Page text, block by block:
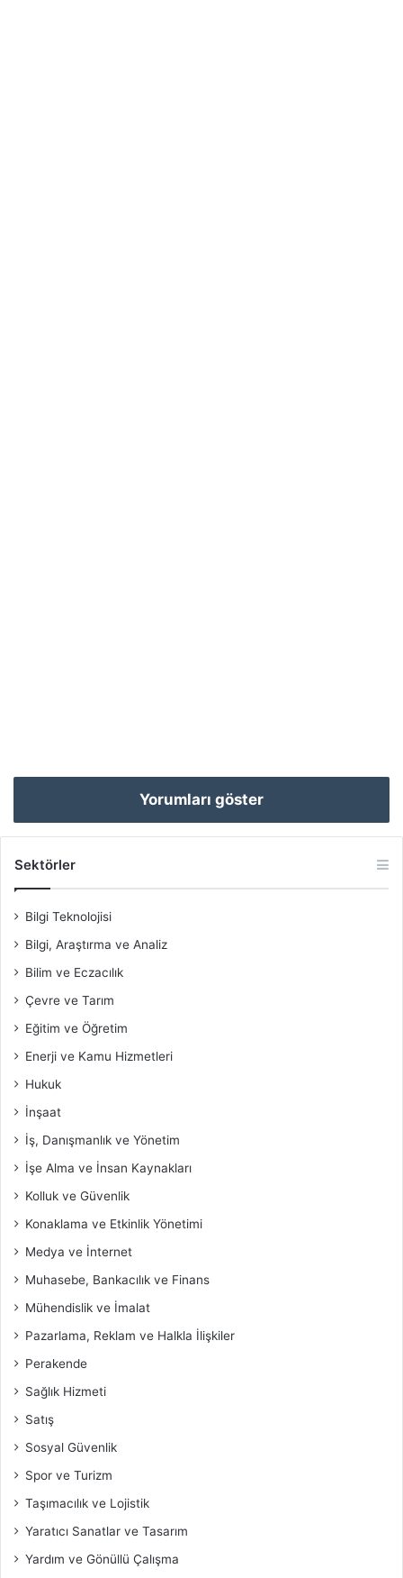
Yorumları göster
Sektörler
Bilgi Teknolojisi
Bilgi, Araştırma ve Analiz
Bilim ve Eczacılık
Çevre ve Tarım
Eğitim ve Öğretim
Enerji ve Kamu Hizmetleri
Hukuk
İnşaat
İş, Danışmanlık ve Yönetim
İşe Alma ve İnsan Kaynakları
Kolluk ve Güvenlik
Konaklama ve Etkinlik Yönetimi
Medya ve İnternet
Muhasebe, Bankacılık ve Finans
Mühendislik ve İmalat
Pazarlama, Reklam ve Halkla İlişkiler
Perakende
Sağlık Hizmeti
Satış
Sosyal Güvenlik
Spor ve Turizm
Taşımacılık ve Lojistik
Yaratıcı Sanatlar ve Tasarım
Yardım ve Gönüllü Çalışma